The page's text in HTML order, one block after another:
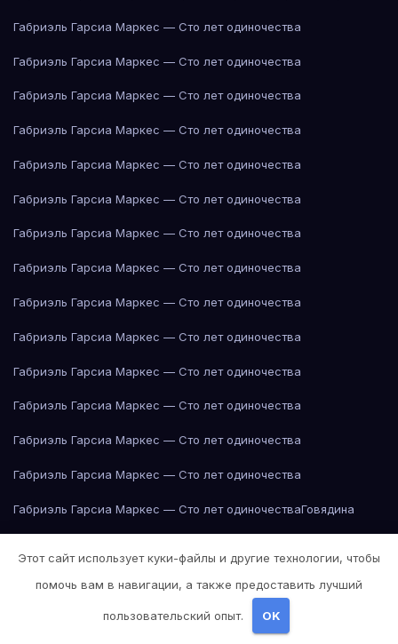
Габриэль Гарсиа Маркес — Сто лет одиночества
Габриэль Гарсиа Маркес — Сто лет одиночества
Габриэль Гарсиа Маркес — Сто лет одиночества
Габриэль Гарсиа Маркес — Сто лет одиночества
Габриэль Гарсиа Маркес — Сто лет одиночества
Габриэль Гарсиа Маркес — Сто лет одиночества
Габриэль Гарсиа Маркес — Сто лет одиночества
Габриэль Гарсиа Маркес — Сто лет одиночества
Габриэль Гарсиа Маркес — Сто лет одиночества
Габриэль Гарсиа Маркес — Сто лет одиночества
Габриэль Гарсиа Маркес — Сто лет одиночества
Габриэль Гарсиа Маркес — Сто лет одиночества
Габриэль Гарсиа Маркес — Сто лет одиночества
Габриэль Гарсиа Маркес — Сто лет одиночества
Габриэль Гарсиа Маркес — Сто лет одиночестваГовядина
Горох
ГрушаГрушаГрушаГрушаГруша Груша
Этот сайт использует куки-файлы и другие технологии, чтобы
помочь вам в навигации, а также предоставить лучший
пользовательский опыт. OK